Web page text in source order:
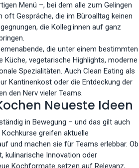
Menü –, bei dem alle zum Gelingen
oft Gespräche, die im Büroalltag keinen
die Kolleg:innen auf ganz
die unter einem bestimmten
vegetarische Highlights, moderne
Spezialitäten. Auch Clean Eating als
Kantinenkost oder die Entdeckung der
den Nerv vieler Teams.
Neueste Ideen
in Bewegung – und das gilt auch
greifen aktuelle
und machen sie für Teams erlebbar. Ob
kulinarische Innovation oder
Kochformate setzen auf Relevanz,